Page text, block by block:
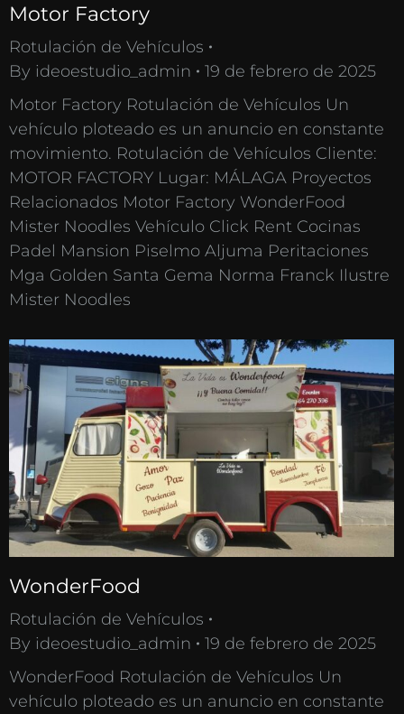
Motor Factory
Rotulación de Vehículos
By ideoestudio_admin
19 de febrero de 2025
Motor Factory Rotulación de Vehículos Un
vehículo ploteado es un anuncio en constante
movimiento. Rotulación de Vehículos Cliente:
MOTOR FACTORY Lugar: MÁLAGA Proyectos
Relacionados Motor Factory WonderFood
Mister Noodles Vehículo Click Rent Cocinas
Padel Mansion Piselmo Aljuma Peritaciones
Mga Golden Santa Gema Norma Franck Ilustre
Mister Noodles
WonderFood
Rotulación de Vehículos
By ideoestudio_admin
19 de febrero de 2025
WonderFood Rotulación de Vehículos Un
vehículo ploteado es un anuncio en constante